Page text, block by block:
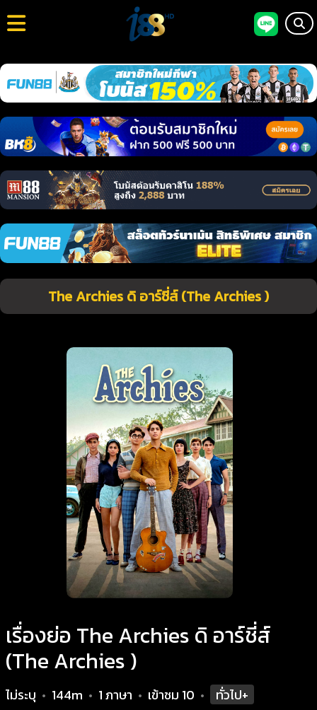
The Archies ดิ อาร์ชี่ส์ (The Archies )
เรื่องย่อ The Archies ดิ อาร์ชี่ส์
(The Archies )
ไม่ระบุ • 144m • 1 ภาษา • เข้าชม 10 • ทั่วไป+